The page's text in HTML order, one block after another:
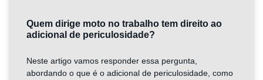
Quem dirige moto no trabalho tem direito ao
adicional de periculosidade?
Neste artigo vamos responder essa pergunta,
abordando o que é o adicional de periculosidade, como